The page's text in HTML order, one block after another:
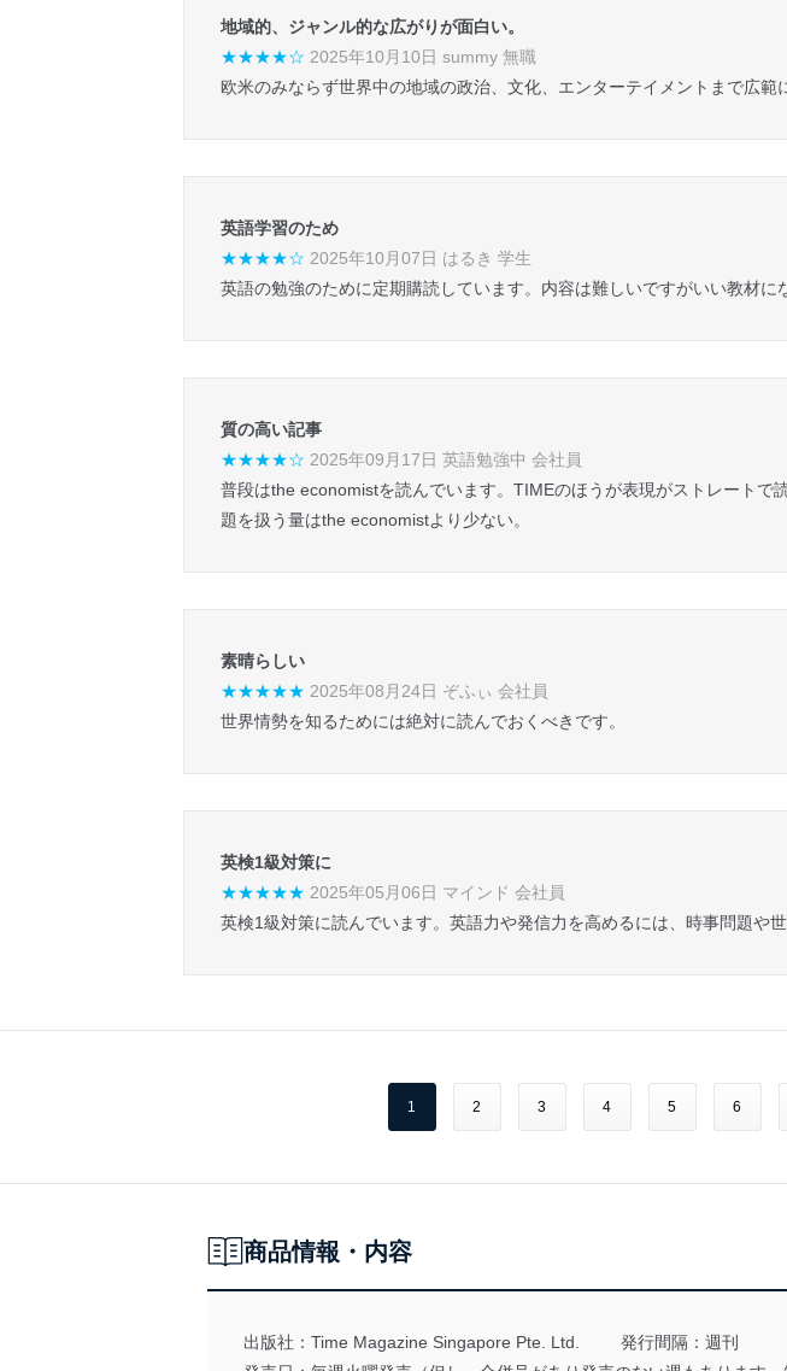
地域的、ジャンル的な広がりが面白い。
★★★★☆ 2025年10月10日 summy 無職
欧米のみならず世界中の地域の政治、文化、エンターテイメントまで広
英語学習のため
★★★★☆ 2025年10月07日 はるき 学生
英語の勉強のために定期購読しています。内容は難しいですがいい教材に
質の高い記事
★★★★☆ 2025年09月17日 英語勉強中 会社員
普段はthe economistを読んでいます。TIMEのほうが表現がストレート
題を扱う量はthe economistより少ない。
素晴らしい
★★★★★ 2025年08月24日 ぞふぃ 会社員
世界情勢を知るためには絶対に読んでおくべきです。
英検1級対策に
★★★★★ 2025年05月06日 マインド 会社員
英検1級対策に読んでいます。英語力や発信力を高めるには、時事問題や
1 2 3 4 5 6
商品情報・内容
出版社： Time Magazine Singapore Pte. Ltd.
発行間隔：週刊